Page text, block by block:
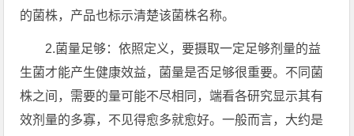
的菌株，产品也标示清楚该菌株名称。
2.菌量足够：依照定义，要摄取一定足够剂量的益
生菌才能产生健康效益，菌量是否足够很重要。不同菌
株之间，需要的量可能不尽相同，端看各研究显示其有
效剂量的多寡，不见得愈多就愈好。一般而言，大约是